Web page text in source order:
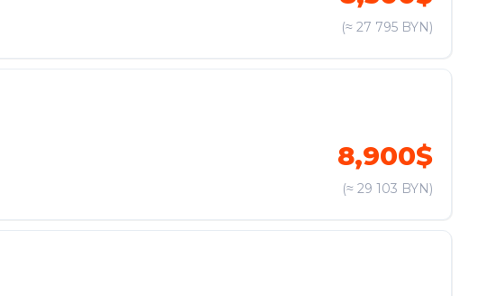
(≈ 27 795 BYN)
8,900$
(≈ 29 103 BYN)